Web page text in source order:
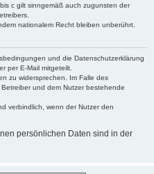
c gilt sinngemäß auch zugunsten der
nationalem Recht bleiben unberührt.
und die Datenschutzerklärung
per E-Mail mitgeteilt.
zu widersprechen. Im Falle des
und dem Nutzer bestehende
verbindlich, wenn der Nutzer den
persönlichen Daten sind in der